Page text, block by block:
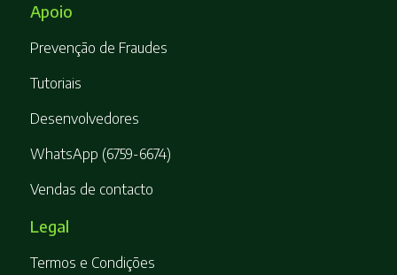
Apoio
Prevenção de Fraudes
Tutoriais
Desenvolvedores
WhatsApp (6759-6674)
Vendas de contacto
Legal
Termos e Condições